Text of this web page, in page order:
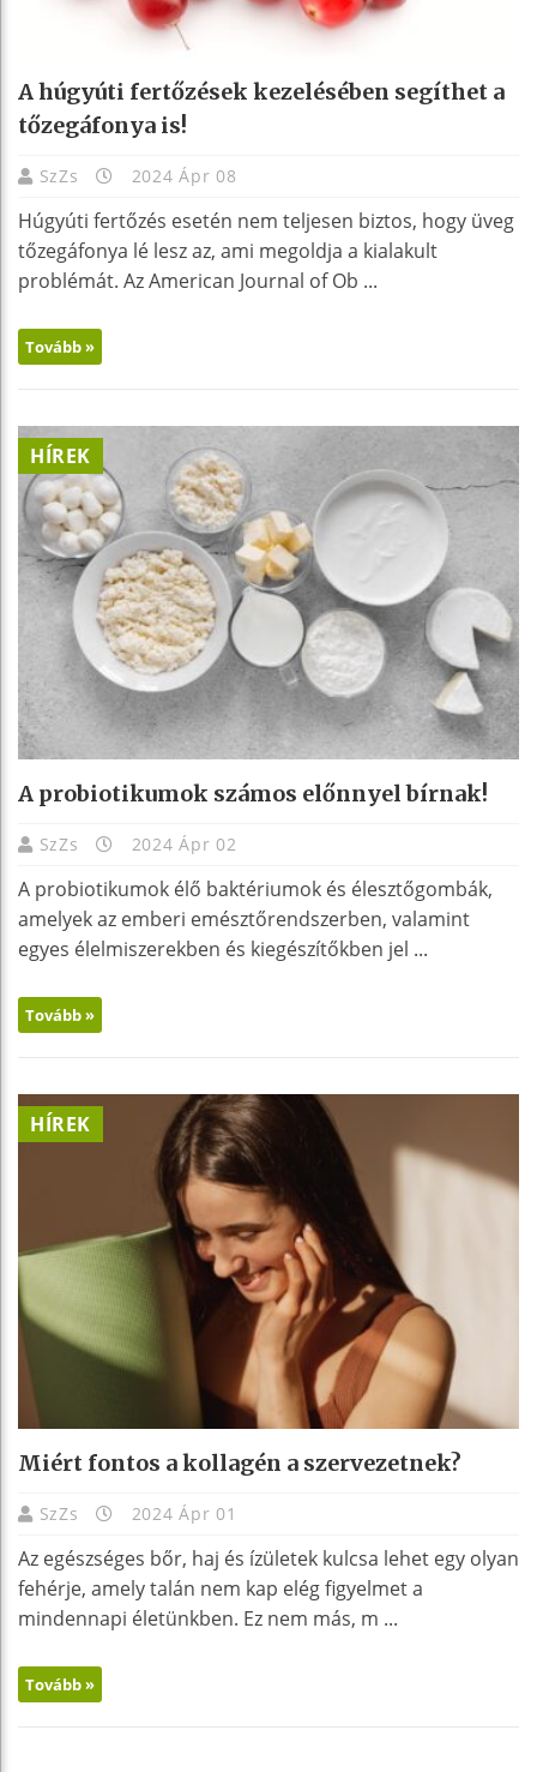
A húgyúti fertőzések kezelésében segíthet a
tőzegáfonya is!
SzZs 2024 Ápr 08
Húgyúti fertőzés esetén nem teljesen biztos, hogy üveg
tőzegáfonya lé lesz az, ami megoldja a kialakult
problémát. Az American Journal of Ob ...
Tovább »
HÍREK
A probiotikumok számos előnnyel bírnak!
SzZs 2024 Ápr 02
A probiotikumok élő baktériumok és élesztőgombák,
amelyek az emberi emésztőrendszerben, valamint
egyes élelmiszerekben és kiegészítőkben jel ...
Tovább »
HÍREK
Miért fontos a kollagén a szervezetnek?
SzZs 2024 Ápr 01
Az egészséges bőr, haj és ízületek kulcsa lehet egy olyan
fehérje, amely talán nem kap elég figyelmet a
mindennapi életünkben. Ez nem más, m ...
Tovább »